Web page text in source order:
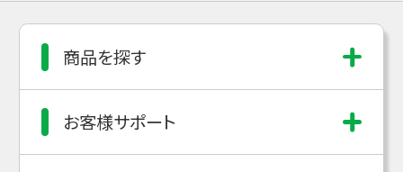
商品を探す
お客様サポート